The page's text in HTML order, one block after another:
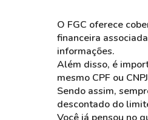
O FGC oferece
financeira
informações.
Além disso, é
mesmo CPF ou
Sendo assim,
descontado do